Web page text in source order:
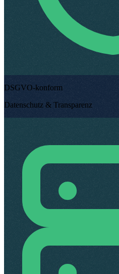
DSGVO-konform
Datenschutz & Transparenz